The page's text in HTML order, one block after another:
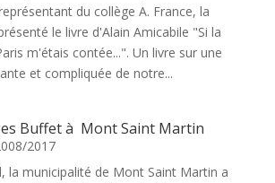
du collège A. France, la
le livre d'Alain Amicabile "Si la
m'étais contée...". Un livre sur une
et compliquée de notre...
Buffet à Mont Saint Martin
2017
la municipalité de Mont Saint Martin a